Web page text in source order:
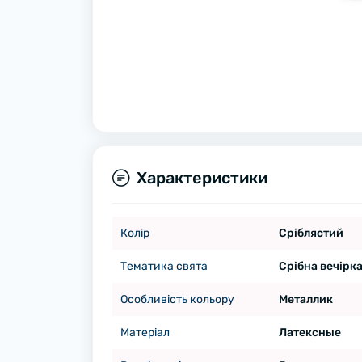
Характеристики
Колір Сріблястий
Тематика свята Срібна вечірка
Особливість кольору Металлик
Матеріал Латексные